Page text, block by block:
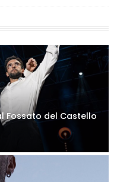
Fossato del Castello